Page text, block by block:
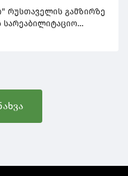
და ტექნიკის
რუსთაველის გამზირზე
სარეაბილიტაციო